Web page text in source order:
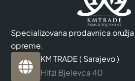
Specializovana prodavnica
opreme.
KM TRADE ( Sarajevo )
Hifzi Bjelevca 40